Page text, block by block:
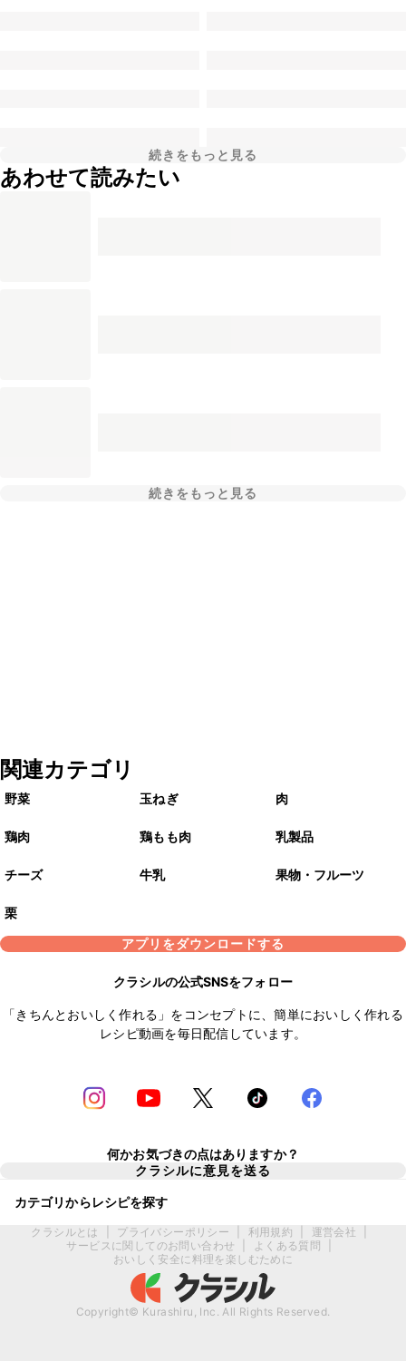
続きをもっと見る
あわせて読みたい
続きをもっと見る
関連カテゴリ
野菜 玉ねぎ 肉
鶏肉 鶏もも肉 乳製品
チーズ 牛乳 果物・フルーツ
栗
アプリをダウンロードする
クラシルの公式SNSをフォロー
「きちんとおいしく作れる」をコンセプトに、簡単においしく作れる
レシピ動画を毎日配信しています。
何かお気づきの点はありますか？
クラシルに意見を送る
カテゴリからレシピを探す
クラシルとは プライバシーポリシー 利用規約 運営会社
サービスに関してのお問い合わせ
よくある質問
おいしく安全に料理を楽しむために
Copyright© Kurashiru, Inc. All Rights Reserved.